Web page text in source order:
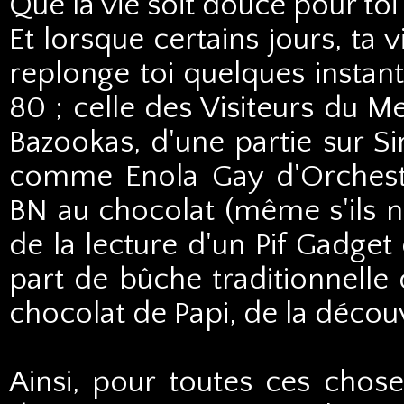
Et lorsque certains jours, ta
replonge toi quelques
80 ; celle des Visiteurs du
Bazookas, d'une partie sur
comme Enola Gay
BN au chocolat (même s'ils
de la lecture d'un Pif
part de bûche traditionnelle
chocolat de Papi, de la
Ainsi, pour toutes ces